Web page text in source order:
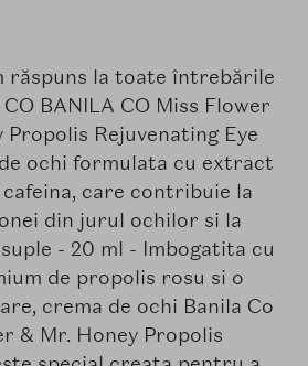
răspuns la toate întrebările
BANILA CO Miss Flower
Propolis Rejuvenating Eye
ochi formulata cu extract
care contribuie la
din jurul ochilor si la
- 20 ml - Imbogatita cu
de propolis rosu si o
crema de ochi Banila Co
& Mr. Honey Propolis